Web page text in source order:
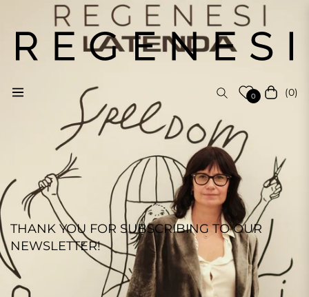
Navigation 0 Cart (0)
THANK YOU FOR SUBSCRIBING TO OUR
NEWSLETTER!